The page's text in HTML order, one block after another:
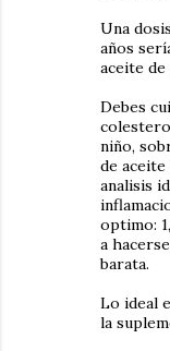
Una
años
aceite de
Debes
niño,
de
analisis
optimo:
a
barata.
Lo ideal
la